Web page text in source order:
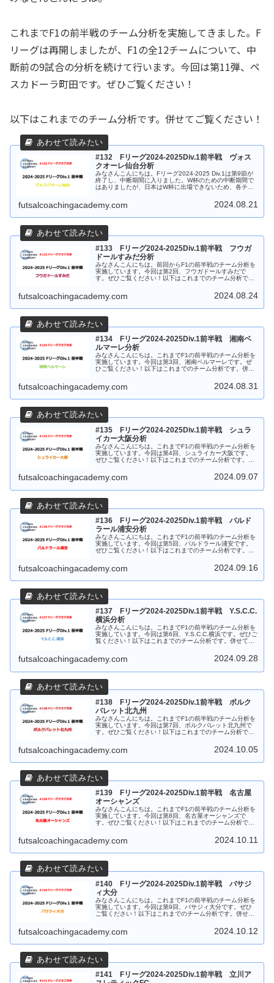
これまでF1の前半戦のチーム分析を実施してきました。F
リーグは再開しましたが、F1の全12チームについて、中
断前の9試合の分析を続けて行います。今回は第11弾、ペ
スカドーラ町田です。ぜひご覧ください！
以下はこれまでのチーム分析です。併せてご覧ください！
#132 Fリーグ2024-2025Div.1前半戦 ヴォス
クオーレ仙台分析
みなさんこんにちは。Fリーグ2024-2025 Div.1は第9節が
終了し、中断期間に入りました。W杯のための中断期間で
はありましたが、日本はW杯に出場できないため、各チー
futsalcoachingacademy.com 2024.08.21
#133 Fリーグ2024-2025Div.1前半戦 フウガ
ドールすみだ分析
みなさんこんにちは。前回からF1の前半戦のチーム分析を
実施しています。今回は第2回、フウガドールすみだで
す。ぜひご覧ください！以下はこれまでのチーム分析で
futsalcoachingacademy.com 2024.08.24
#134 Fリーグ2024-2025Div.1前半戦 湘南ベ
ルマーレ分析
みなさんこんにちは。これまでF1の前半戦のチーム分析を
実施しています。今回は第3回、湘南ベルマーレです。ぜ
ひご覧ください！以下はこれまでのチーム分析です。併せ
futsalcoachingacademy.com 2024.08.31
#135 Fリーグ2024-2025Div.1前半戦 シュラ
イカー大阪分析
みなさんこんにちは。これまでF1の前半戦のチーム分析を
実施しています。今回は第4回、シュライカー大阪です。
ぜひご覧ください！以下はこれまでのチーム分析です。併
futsalcoachingacademy.com 2024.09.07
#136 Fリーグ2024-2025Div.1前半戦 バルド
ラール浦安分析
みなさんこんにちは。これまでF1の前半戦のチーム分析を
実施しています。今回は第5回、バルドラール浦安です。
ぜひご覧ください！以下はこれまでのチーム分析です。併
futsalcoachingacademy.com 2024.09.16
#137 Fリーグ2024-2025Div.1前半戦 Y.S.C.C.
横浜分析
みなさんこんにちは。これまでF1の前半戦のチーム分析を
実施しています。今回は第6回、Y.S.C.C.横浜です。ぜひご
覧ください！以下はこれまでのチーム分析です。併せてご
futsalcoachingacademy.com 2024.09.28
#138 Fリーグ2024-2025Div.1前半戦 ボルク
バレット北九州
みなさんこんにちは。これまでF1の前半戦のチーム分析を
実施しています。今回は第7回、ボルクバレット北九州で
す。ぜひご覧ください！以下はこれまでのチーム分析で
futsalcoachingacademy.com 2024.10.05
#139 Fリーグ2024-2025Div.1前半戦 名古屋
オーシャンズ
みなさんこんにちは。これまでF1の前半戦のチーム分析を
実施しています。今回は第8回、名古屋オーシャンズで
す。ぜひご覧ください！以下はこれまでのチーム分析で
futsalcoachingacademy.com 2024.10.11
#140 Fリーグ2024-2025Div.1前半戦 バサジ
ィ大分
みなさんこんにちは。これまでF1の前半戦のチーム分析を
実施しています。今回は第9回、バサジィ大分です。ぜひ
ご覧ください！以下はこれまでのチーム分析です。併せて
futsalcoachingacademy.com 2024.10.12
#141 Fリーグ2024-2025Div.1前半戦 立川ア